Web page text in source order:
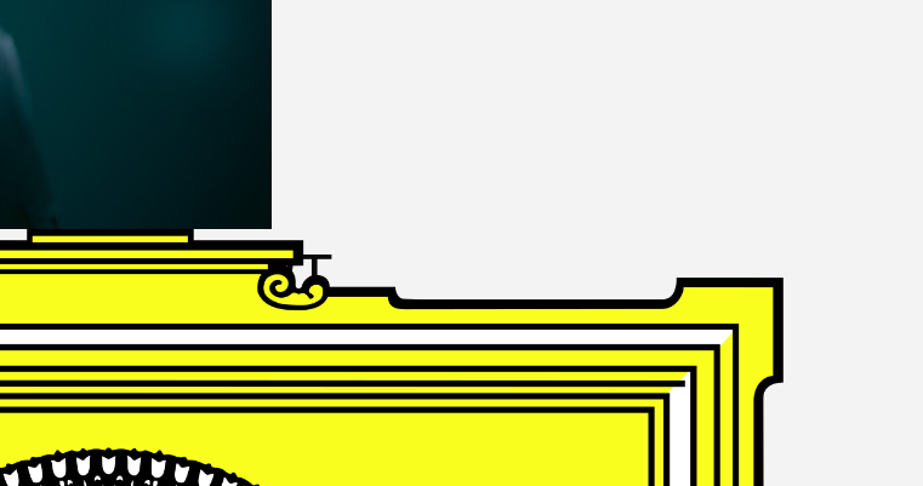
SCHUBERT
Schwanengesang
Andrè Schuen, Baritone
Daniel Heide, Piano